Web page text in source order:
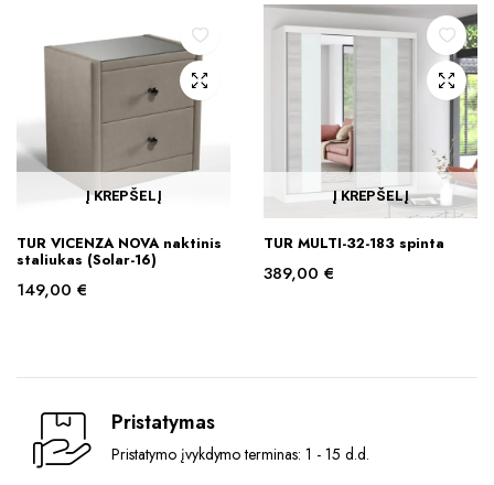
The
page
199,00 €
Į KREPŠELĮ
TUR VICENZA NOVA naktinis
staliukas (Solar-16)
149,00 €
Į KREPŠELĮ
TUR MULTI-32-183 spinta
389,00 €
Pristatymas
Pristatymo įvykdymo terminas: 1 - 15 d.d.